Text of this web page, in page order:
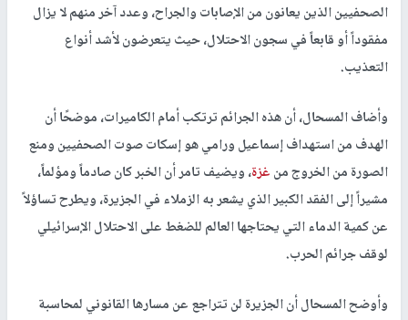
الصحفيين الذين يعانون من الإصابات والجراح، وعدد آخر منهم لا يزال
مفقوداً أو قابعاً في سجون الاحتلال، حيث يتعرضون لأشد أنواع
التعذيب.
وأضاف المسحال، أن هذه الجرائم ترتكب أمام الكاميرات، موضحًا أن
الهدف من استهداف إسماعيل ورامي هو إسكات صوت الصحفيين ومنع
الصورة من الخروج منغزة، ويضيف تامر أن الخبر كان صادماً ومؤلماً،
مشيراً إلى الفقد الكبير الذي يشعر به الزملاء في الجزيرة، ويطرح تساؤلاً
عن كمية الدماء التي يحتاجها العالم للضغط على الاحتلال الإسرائيلي
لوقف جرائم الحرب.
وأوضح المسحال أن الجزيرة لن تتراجع عن مسارها القانوني لمحاسبة